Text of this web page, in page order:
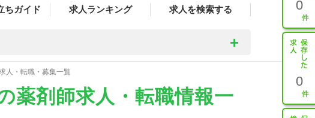
ちガイド 求人ランキング 求人を検索する 0
0
人・転職・募集一覧
薬剤師求人・転職情報一